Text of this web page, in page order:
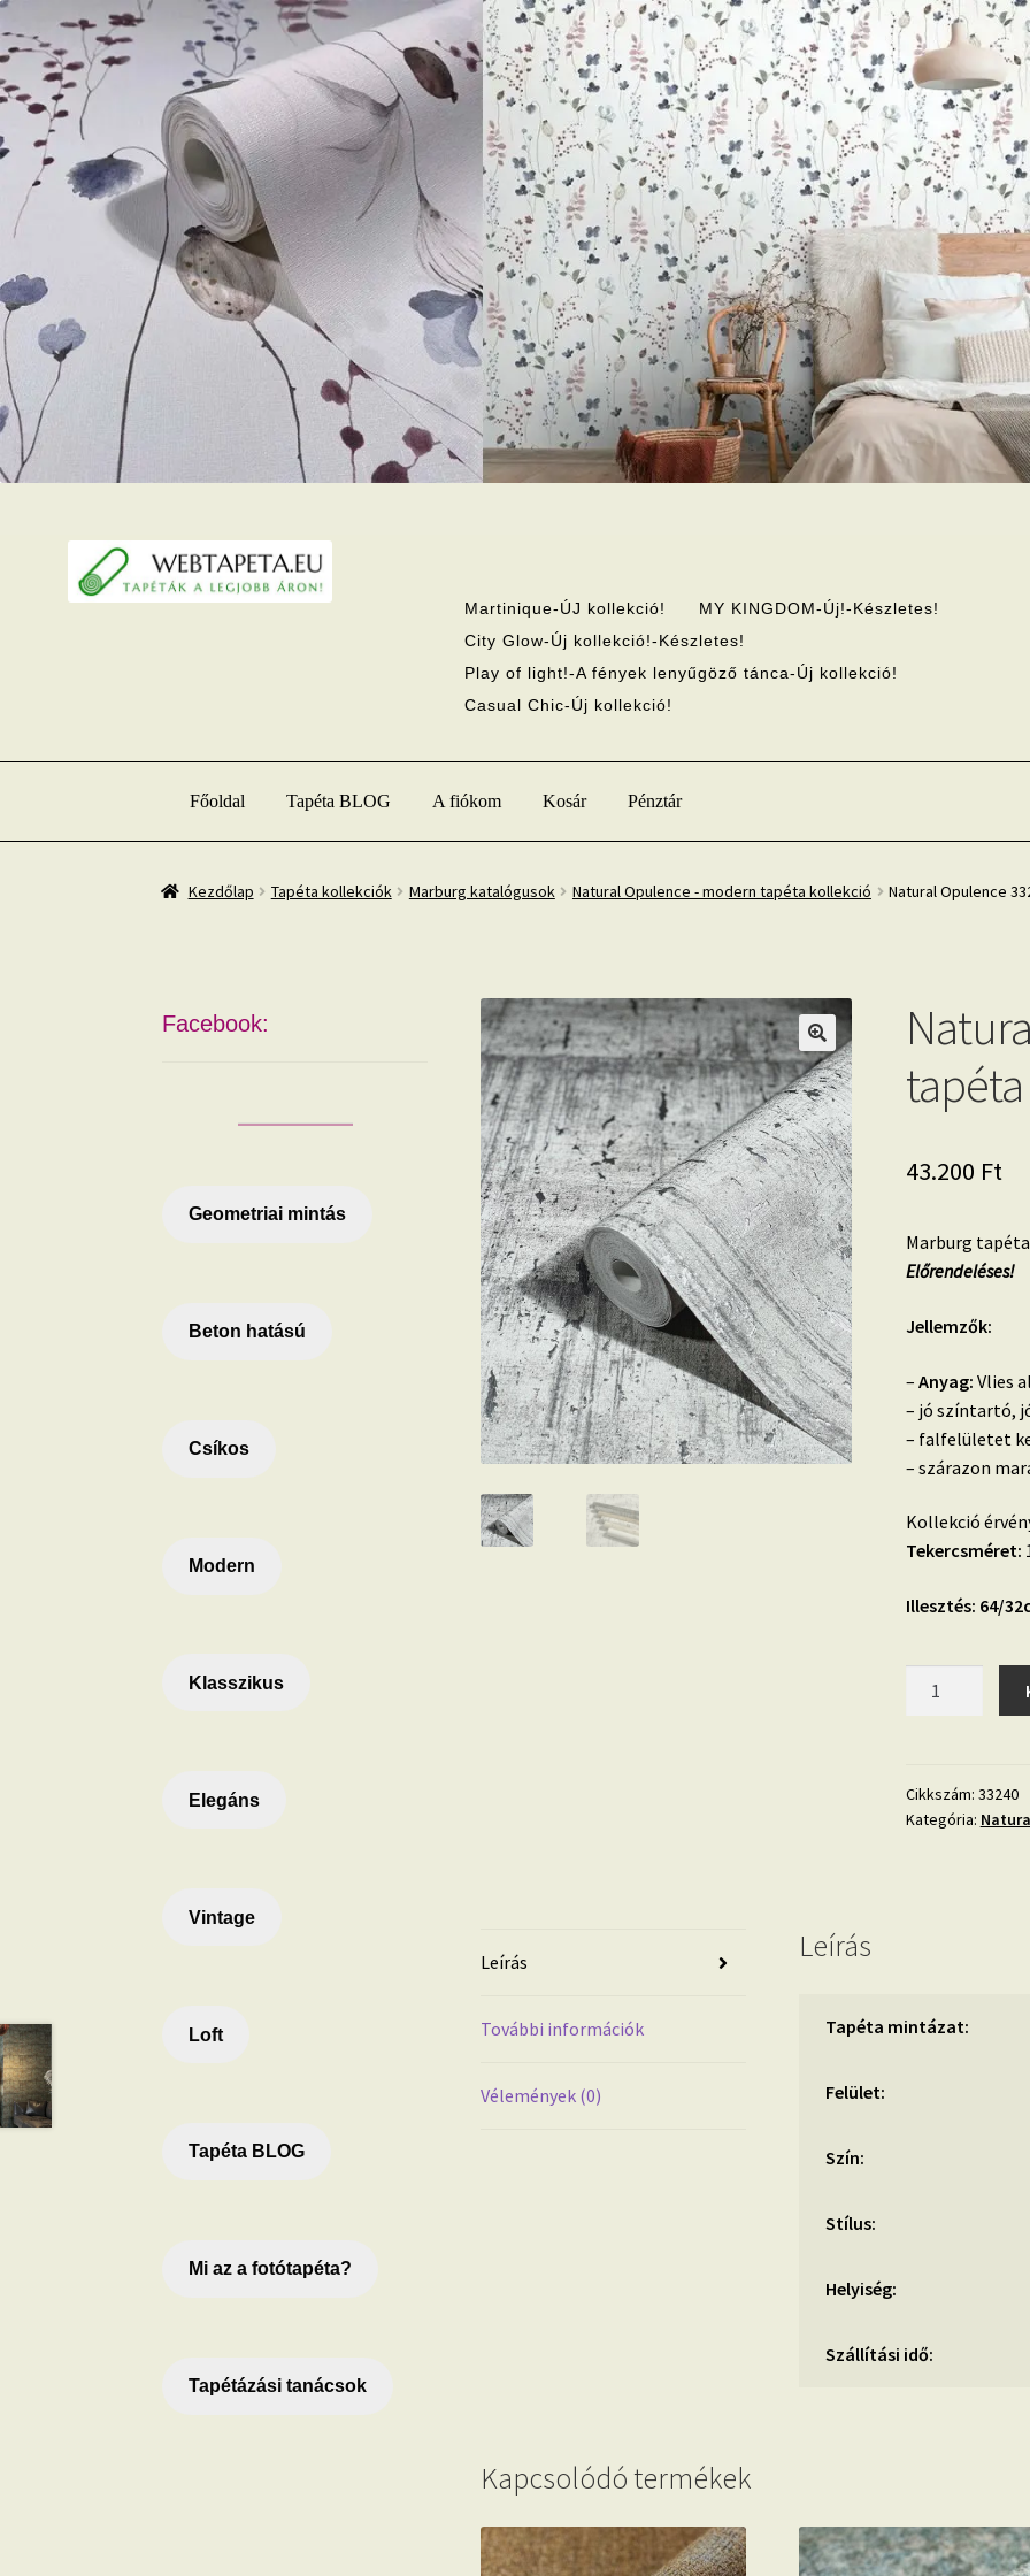
Ugrás
a
navigációhoz
Kilépés
a
tartalomba
Martinique-ÚJ kollekció!
MY KINGDOM-Új!-Készletes!
City Glow-Új kollekció!-Készletes!
Play of light!-A fények lenyűgöző tánca-Új kollekció!
Casual Chic-Új kollekció!
Főoldal Tapéta BLOG A fiókom Kosár Pénztár
Kezdőlap Tapéta kollekciók Marburg katalógusok Natural Opulence - modern tapéta kollekció Natural Opulence
tapéta
43.200 Ft
Marburg
Előrendeléses!
Jellemzők:
– Anyag: Vlies
– jó színtartó,
– falfelületet
– szárazon
Kollekció
Tekercsméret:
Illesztés: 64/
mennyiség
Cikkszám: 33240
Kategória:
Leírás
További információk
Vélemények (0)
Leírás
Tapéta mintázat:
Felület:
Szín:
Stílus:
Helyiség:
Szállítási idő:
Kapcsolódó termékek
Facebook:
Geometriai mintás
Beton hatású
Csíkos
Modern
Klasszikus
Elegáns
Vintage
Loft
Tapéta BLOG
Mi az a fotótapéta?
Tapétázási tanácsok